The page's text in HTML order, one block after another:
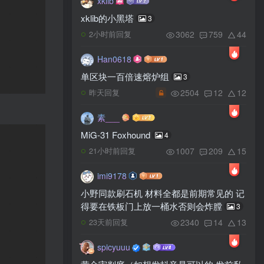
xklib的小黑塔 3
2小时前回复 3062 759 44
Han0618
单区块一百倍速熔炉组 3
昨天回复 2504 12 12
素___
MiG-31 Foxhound 4
21小时前回复 1007 209 15
imi9178
小野同款刷石机 材料全都是前期常见的 记
得要在铁板门上放一桶水否则会炸膛
3
23天前回复 2340 14 13
spicyuuu